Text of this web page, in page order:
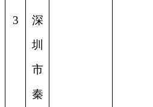
3
深
圳
市
秦